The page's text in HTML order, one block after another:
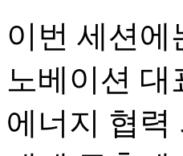
이번 세션에
노베이션 대
에너지 협력